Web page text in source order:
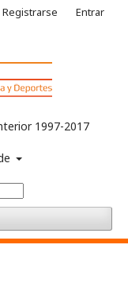
1997-2017
Registrarse Entrar